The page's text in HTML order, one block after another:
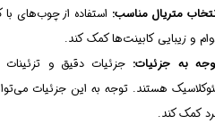
متریال مناسب: استفاده از چوب‌های
و زیبایی کابینت‌ها کمک کند.
به جزئیات: جزئیات دقیق و تزئینات
هستند. توجه به این جزئیات
کمک کند.